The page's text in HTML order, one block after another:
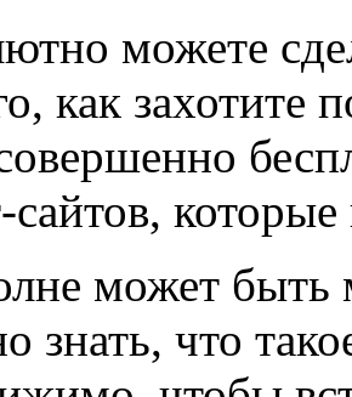
можете
как захотите
сайтов,
может быть
знать, что